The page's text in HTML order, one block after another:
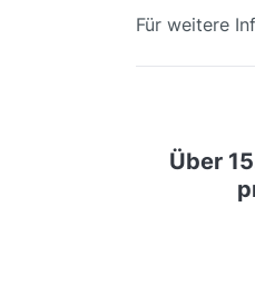
Für weitere
Über